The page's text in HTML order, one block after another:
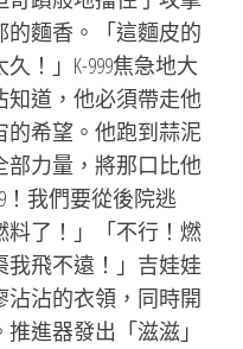
的麵香。「這麵皮的
！」K-999焦急地大
知道，他必須帶走他
的希望。他跑到蒜泥
部力量，將那口比他
！我們要從後院逃
料了！」「不行！燃
飛不遠！」吉娃娃
沾的衣領，同時開
進器發出「滋滋」